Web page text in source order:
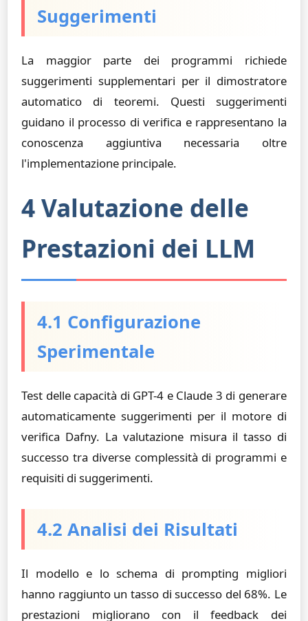
Suggerimenti
La maggior parte dei programmi richiede
suggerimenti supplementari per il dimostratore
automatico di teoremi. Questi suggerimenti
guidano il processo di verifica e rappresentano la
conoscenza aggiuntiva necessaria oltre
l'implementazione principale.
4 Valutazione delle
Prestazioni dei LLM
4.1 Configurazione
Sperimentale
Test delle capacità di GPT-4 e Claude 3 di generare
automaticamente suggerimenti per il motore di
verifica Dafny. La valutazione misura il tasso di
successo tra diverse complessità di programmi e
requisiti di suggerimenti.
4.2 Analisi dei Risultati
Il modello e lo schema di prompting migliori
hanno raggiunto un tasso di successo del 68%. Le
prestazioni migliorano con il feedback dei